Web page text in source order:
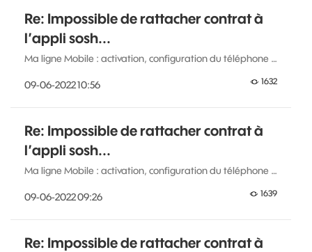
Re: Impossible de rattacher contrat à
l’appli sosh...
Ma ligne Mobile : activation, configuration du téléphone …
1632
‎09-06-202210:56
Re: Impossible de rattacher contrat à
l’appli sosh...
Ma ligne Mobile : activation, configuration du téléphone …
1639
‎09-06-202209:26
Re: Impossible de rattacher contrat à